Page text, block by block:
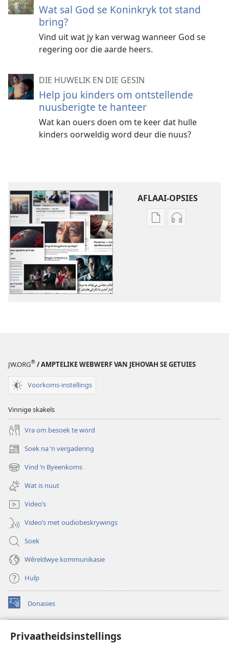
Privaatheidsinstellings
Wat sal God se Koninkryk tot stand
bring?
Vind uit wat jy kan verwag wanneer God se
regering oor die aarde heers.
DIE HUWELIK EN DIE GESIN
Help jou kinders om ontstellende
nuusberigte te hanteer
Wat kan ouers doen om te keer dat hulle
kinders oorweldig word deur die nuus?
AFLAAI-OPSIES
Aflaai-Aflaai-
JW.ORG® / AMPTELIKE WEBWERF VAN JEHOVAH SE GETUIES
Voorkoms-instellings
Vinnige skakels
Vra om besoek te word
Soek na ’n vergadering
(maak
nuwe
venster
oop)
Vind ’n Byeenkoms
(maak
nuwe
venster
oop)
Wat is nuut
Video’s
Video’s met oudiobeskrywings
Soek
Wêreldwye kommunikasie
Hulp
Donasies
(maak
nuwe
oop)
Wagtoring – AANLYN BIBLIOTEEK
(maak